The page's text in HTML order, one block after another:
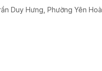
Duy Hưng, Phường Yên Hoà,